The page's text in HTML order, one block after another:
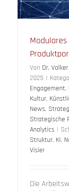
Von Dr.
2025 |
Engagement,
Kultur,
News,
Strategische
Analytics |
Struktur, KI,
Visier
Die